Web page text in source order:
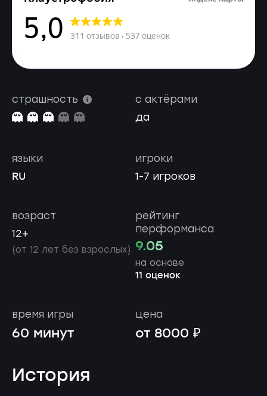
страшность
с актёрами
да
игроки
1-7 игроков
языки
RU
возраст
12+
(от 12 лет без взрослых)
рейтинг
перформанса
9.05
на основе
11 оценок
время игры
60 минут
цена
от 8000 ₽
История